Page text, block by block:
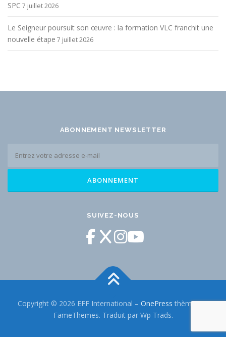
SPC 7 juillet 2026
Le Seigneur poursuit son œuvre : la formation VLC franchit une
nouvelle étape 7 juillet 2026
ABONNEMENT NEWSLETTER
SUIVEZ-NOUS
Copyright © 2026 EFF International – OnePress thème par
FameThemes. Traduit par Wp Trads.